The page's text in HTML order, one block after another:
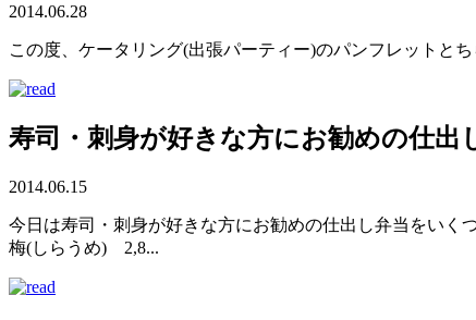
2014.06.28
この度、ケータリング(出張パーティー)のパンフレット
寿司・刺身が好きな方にお勧めの仕出
2014.06.15
今日は寿司・刺身が好きな方にお勧めの仕出し弁当をい
梅(しらうめ) 2,8...